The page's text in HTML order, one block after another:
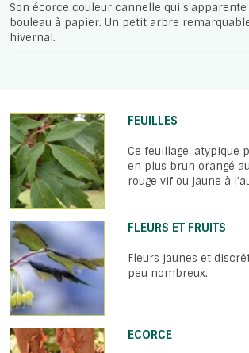
Son écorce couleur cannelle qui
bouleau à papier. Un petit arbre
hivernal.
FEUILLES
Ce feuillage, atypique
en plus brun orangé
rouge vif ou jaune à
FLEURS ET FRUITS
Fleurs jaunes et
peu nombreux.
ECORCE